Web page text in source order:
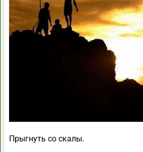
Прыгнуть со скалы.